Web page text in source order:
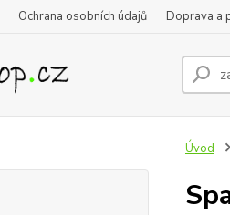
Ochrana osobních údajů Doprava a
Úvod